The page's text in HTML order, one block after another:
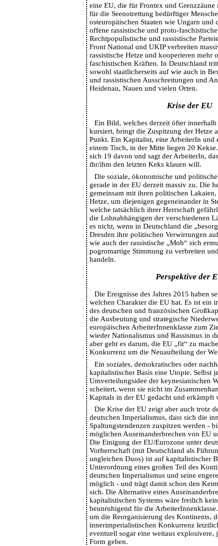
eine EU, die für Frontex und Grenzzäune
für die Seenotrettung bedürftiger
osteuropäischen Staaten wie Ungarn und
offene rassistische und proto-
Rechtpopulistische und rassistische
Front National und UKIP verbreiten
rassistische Hetze und kooperieren mehr
faschistischen Kräften. In Deutschland
sowohl staatlicherseits auf wie auch in
und rassistischen Ausschreitungen und
Heidenau, Nauen und vielen Orten.
Krise der EU
Ein Bild, welches derzeit öfter
kursiert, bringt die Zuspitzung der Hetze
Punkt. Ein Kapitalist, eine ArbeiterIn und
einem Tisch, in der Mitte liegen 20
sich 19 davon und sagt der ArbeiterIn,
ihr/ihm den letzten Keks klauen will.
Die soziale, ökonomische und
gerade in der EU derzeit massiv zu. Die
gemeinsam mit ihren politischen
Hetze, um diejenigen gegeneinander in
welche tatsächlich ihrer Herrschaft
die Lohnabhängigen der verschiedenen
es nicht, wenn in Deutschland die
Dresden ihre politischen Verwirrungen
wie auch der rassistische „Mob“ sich
pogromartige Stimmung zu verbreiten
handeln.
Perspektive der
Die Ereignisse des Jahres 2015 haben
welchen Charakter die EU hat. Es ist ein
des deutschen und französischen
die Ausbeutung und strategische
europäischen ArbeiterInnenklasse zum
wieder Nationalismus und Rassismus in
aber geht es darum, die EU „fit“ zu
Konkurrenz um die Neuaufteilung der
Ein soziales, demokratisches oder
kapitalistischer Basis eine Utopie. Selbst
Umverteilungsidee der keynesianischen
scheitert, wenn sie nicht im
Kapitals in der EU gedacht und erkämpft
Die Krise der EU zeigt aber auch trotz
deutschen Imperialismus, dass sich die
Spaltungstendenzen zuspitzen werden -
möglichen Auseinanderbrechen von EU
Die Einigung der EU/Eurozone unter
Vorherrschaft (mit Deutschland als
ungleichen Duos) ist auf kapitalistischer
Unterordnung eines großen Teil des
deutschen Imperialismus und seine
möglich - und trägt damit schon den
sich. Die Alternative eines
kapitalistischen Systems wäre freilich
beunruhigend für die
um die Reorganisierung des Kontinents,
innerimperialistischen Konkurrenz
eventuell sogar eine weitaus explosivere,
Form geben.